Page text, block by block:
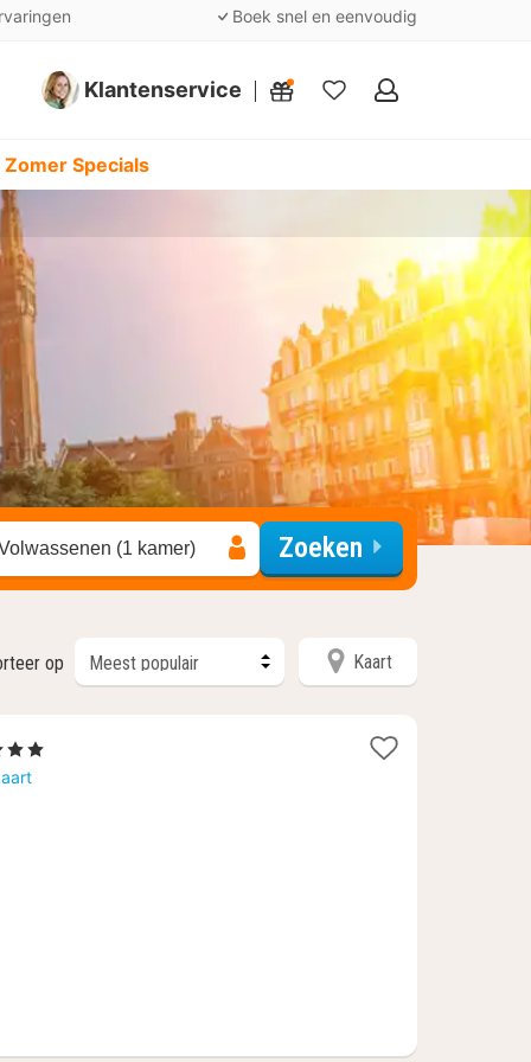
Boek snel en eenvoudig
Klantenservice
Mijn
Specials
(1 kamer) Zoeken
op Kaart